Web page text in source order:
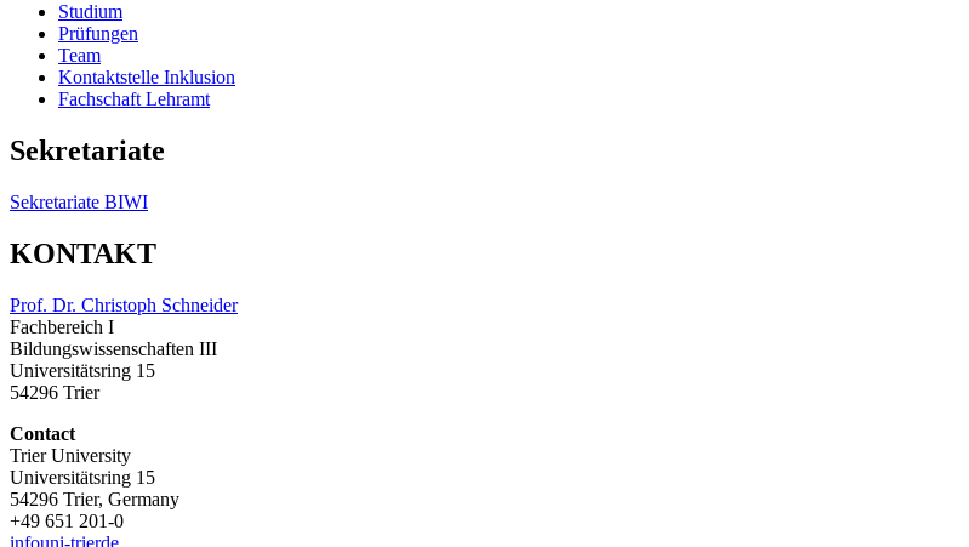
Studium
Prüfungen
Team
Kontaktstelle Inklusion
Fachschaft Lehramt
Sekretariate
Sekretariate BIWI
KONTAKT
Prof. Dr. Christoph Schneider
Fachbereich I
Bildungswissenschaften III
Universitätsring 15
54296 Trier
Contact
Trier University
Universitätsring 15
54296 Trier, Germany
+49 651 201-0
infouni-trierde